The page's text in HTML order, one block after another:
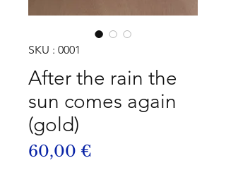
SKU : 0001
After the rain the
sun comes again
(gold)
60,00 €